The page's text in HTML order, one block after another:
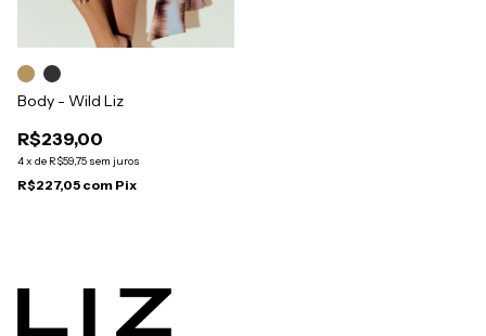
Body - Wild Liz
R$239,00
4x de R$59,75 sem juros
R$227,05 com Pix